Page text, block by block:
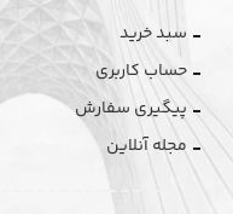
سبد خرید
حساب کاربری
پیگیری سفارش
مجله آنلاین